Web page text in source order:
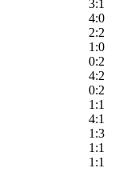
3:1
4:0
2:2
1:0
0:2
4:2
0:2
1:1
4:1
1:3
1:1
1:1